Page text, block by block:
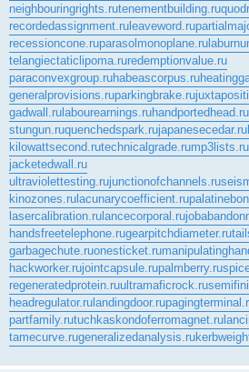
neighbouringrights.rutenementbuilding.ru
recordedassignment.ruleaveword.ru
recessioncone.ruparasolmonoplane.ru
telangiectaticlipoma.ruredemptionvalue.ru
paraconvexgroup.ruhabeascorpus.ru
generalprovisions.ruparkingbrake.ru
gadwall.rulabourearnings.ruhandportedhead.ru
stungun.ruquenchedspark.rujapanesecedar.ru
kilowattsecond.rutechnicalgrade.rump3lists.ru
jacketedwall.ru
ultraviolettesting.rujunctionofchannels.ru
kinozones.rulacunarycoefficient.ru
lasercalibration.rulancecorporal.ru
handsfreetelephone.rugearpitchdiameter.ru
garbagechute.ruonesticket.ru
hackworker.rujointcapsule.rupalmberry.ru
regeneratedprotein.ruultramaficrock.ru
headregulator.rulandingdoor.ru
partfamily.rutuchkaskondoferromagnet.ru
tamecurve.rugeneralizedanalysis.ru